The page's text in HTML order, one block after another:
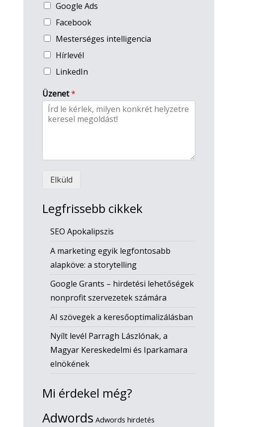
Google Ads
Facebook
Mesterséges intelligencia
Hírlevél
LinkedIn
Üzenet*
Elküld
Legfrissebb cikkek
SEO Apokalipszis
A marketing egyik legfontosabb
alapköve: a storytelling
Google Grants – hirdetési lehetőségek
nonprofit szervezetek számára
AI szövegek a keresőoptimalizálásban
Nyílt levél Parragh Lászlónak, a
Magyar Kereskedelmi és Iparkamara
elnökének
Mi érdekel még?
Adwords Adwords hirdetés